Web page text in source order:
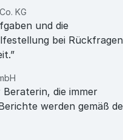
KG
und die
bei Rückfragen
die immer
werden gemäß